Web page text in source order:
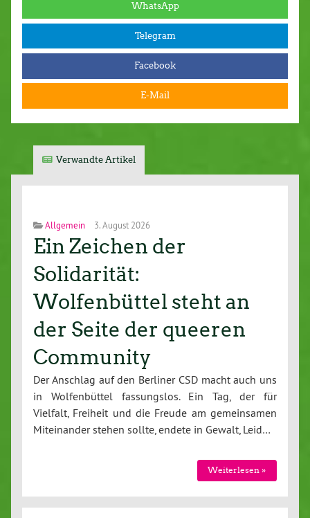
WhatsApp
Telegram
Facebook
E-Mail
Verwandte Artikel
Allgemein 3. August 2026
Ein Zeichen der
Solidarität:
Wolfenbüttel steht an
der Seite der queeren
Community
Der Anschlag auf den Berliner CSD macht auch uns
in Wolfenbüttel fassungslos. Ein Tag, der für
Vielfalt, Freiheit und die Freude am gemeinsamen
Miteinander stehen sollte, endete in Gewalt, Leid…
Weiterlesen »